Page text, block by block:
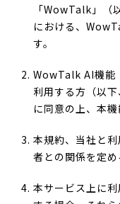
「WowTalk」（
における、
す。
WowTalk AI機能
利用する方（以
に同意の上、本機
本規約、当社と
者との関係を定め
本サービス上に